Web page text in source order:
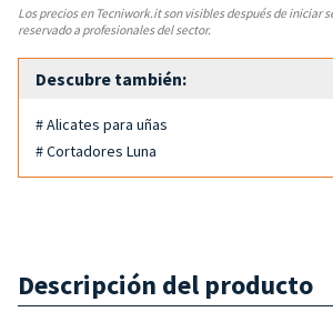
Los precios en Tecniwork.it son visibles después de iniciar
reservado a profesionales del sector.
Descubre también:
# Alicates para uñas
# Cortadores Luna
Descripción del producto